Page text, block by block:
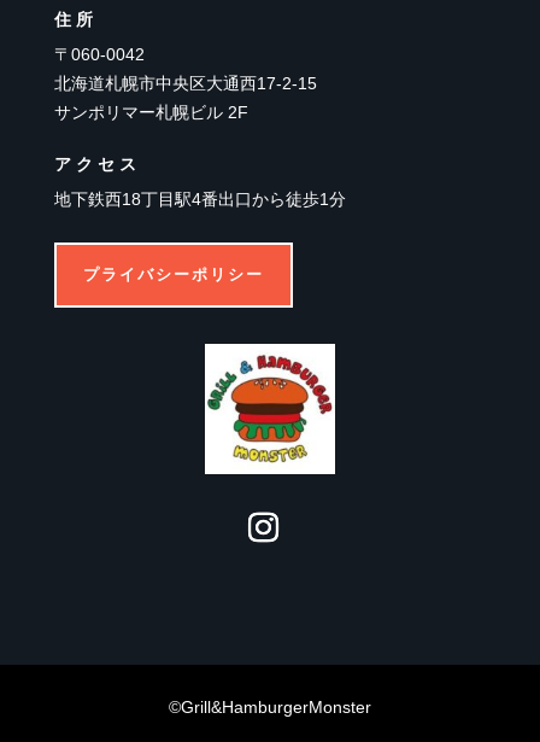
住所
〒060-0042
北海道札幌市中央区大通西17-2-15
サンポリマー札幌ビル 2F
アクセス
地下鉄西18丁目駅4番出口から徒歩1分
プライバシーポリシー
©Grill&HamburgerMonster